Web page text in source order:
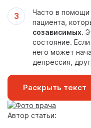
Часто в помощи
пациента,
созависимых.
состояние.
него может
депрессия,
Раскрыть текст
Автор статьи: